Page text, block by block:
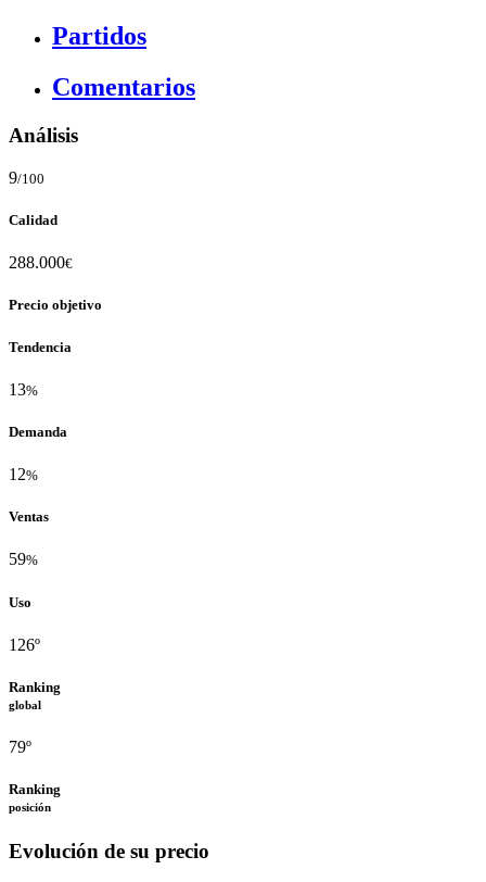
Partidos
Comentarios
Análisis
9/100
Calidad
288.000€
Precio objetivo
Tendencia
13%
Demanda
12%
Ventas
59%
Uso
126º
Ranking
global
79º
Ranking
posición
Evolución de su precio